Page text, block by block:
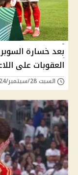
بعد خسارة
العقوبات على
السبت 28/سبتمبر/2024 - 11:56 ص